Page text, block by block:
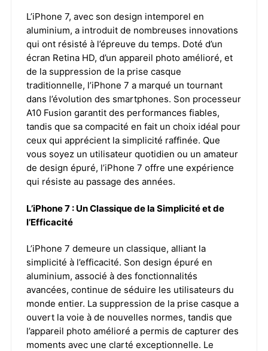
L’iPhone 7, avec son design intemporel en
aluminium, a introduit de nombreuses innovations
qui ont résisté à l’épreuve du temps. Doté d’un
écran Retina HD, d’un appareil photo amélioré, et
de la suppression de la prise casque
traditionnelle, l’iPhone 7 a marqué un tournant
dans l’évolution des smartphones. Son processeur
A10 Fusion garantit des performances fiables,
tandis que sa compacité en fait un choix idéal pour
ceux qui apprécient la simplicité raffinée. Que
vous soyez un utilisateur quotidien ou un amateur
de design épuré, l’iPhone 7 offre une expérience
qui résiste au passage des années.
L’iPhone 7 : Un Classique de la Simplicité et de
l’Efficacité
L’iPhone 7 demeure un classique, alliant la
simplicité à l’efficacité. Son design épuré en
aluminium, associé à des fonctionnalités
avancées, continue de séduire les utilisateurs du
monde entier. La suppression de la prise casque a
ouvert la voie à de nouvelles normes, tandis que
l’appareil photo amélioré a permis de capturer des
moments avec une clarté exceptionnelle. Le